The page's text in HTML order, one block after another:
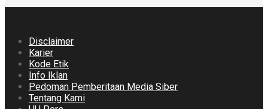
Disclaimer
Karier
Kode Etik
Info Iklan
Pedoman Pemberitaan Media Siber
Tentang Kami